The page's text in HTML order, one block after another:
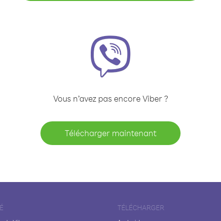
Vous n’avez pas encore Viber ?
Télécharger maintenant
TÉLÉCHARGER